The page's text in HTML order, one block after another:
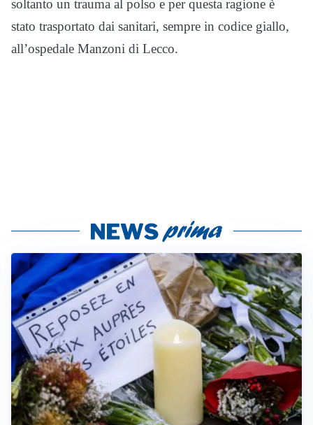
soltanto un trauma al polso e per questa ragione è
stato trasportato dai sanitari, sempre in codice giallo,
all’ospedale Manzoni di Lecco.